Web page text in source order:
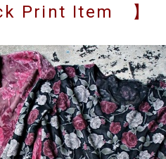
Print Item 】